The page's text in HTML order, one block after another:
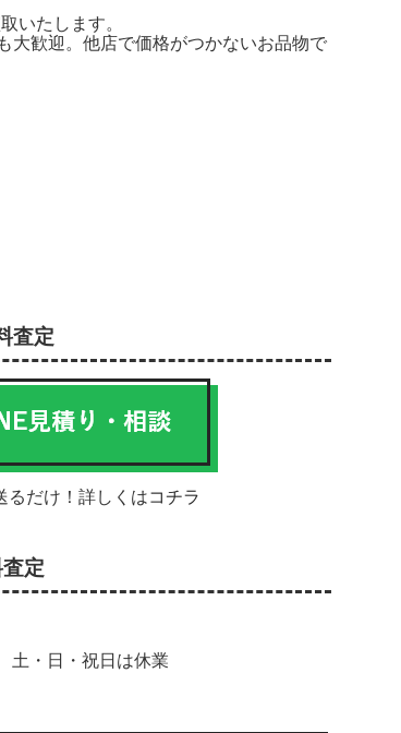
いたします。
大歓迎。他店で価格がつかないお品物で
査定
るだけ！詳しくはコチラ
定
・日・祝日は休業